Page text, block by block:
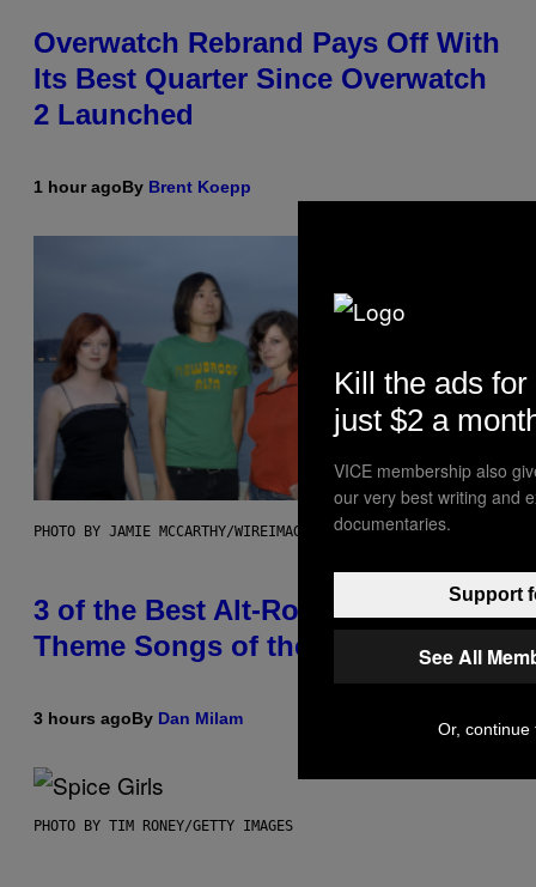
Overwatch Rebrand Pays Off With
Its Best Quarter Since Overwatch
2 Launched
1 hour agoBy Brent Koepp
PHOTO BY JAMIE MCCARTHY/WIREIMAGE
3 of the Best Alt-Rock Television
Theme Songs of the 2000s
3 hours agoBy Dan Milam
PHOTO BY TIM RONEY/GETTY IMAGES
Kill the ads for
just $2 a
VICE membership also
our very best writing and
documentaries.
Support
See All
Or, continue